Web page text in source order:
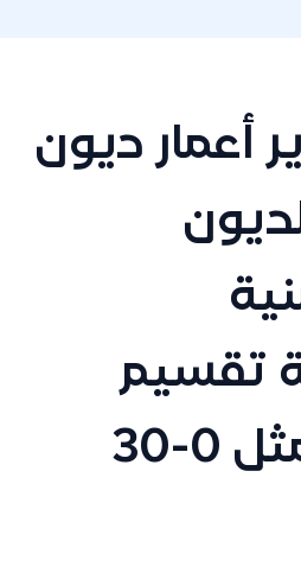
أعمار ديون
تقسيم
الديون حسب فترات الأيام (مثل 0-30